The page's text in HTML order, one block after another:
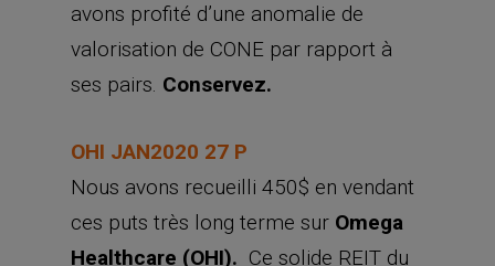
avons profité d’une anomalie de
valorisation de CONE par rapport à
ses pairs. Conservez.
OHI JAN2020 27 P
Nous avons recueilli 450$ en vendant
ces puts très long terme sur Omega
Healthcare (OHI). Ce solide REIT du